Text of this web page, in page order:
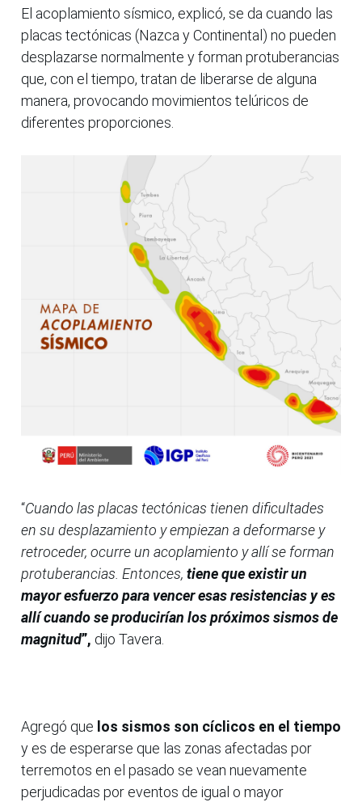
El acoplamiento sísmico, explicó, se da cuando las
placas tectónicas (Nazca y Continental) no pueden
desplazarse normalmente y forman protuberancias
que, con el tiempo, tratan de liberarse de alguna
manera, provocando movimientos telúricos de
diferentes proporciones.
“Cuando las placas tectónicas tienen dificultades
en su desplazamiento y empiezan a deformarse y
retroceder, ocurre un acoplamiento y allí se forman
protuberancias. Entonces, tiene que existir un
mayor esfuerzo para vencer esas resistencias y es
allí cuando se producirían los próximos sismos de
magnitud”, dijo Tavera.
Agregó que los sismos son cíclicos en el tiempo
y es de esperarse que las zonas afectadas por
terremotos en el pasado se vean nuevamente
perjudicadas por eventos de igual o mayor